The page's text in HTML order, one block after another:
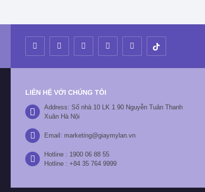
LIÊN HỆ VỚI CHÚNG TÔI
Address: Số nhà 10 LK 1 90 Nguyễn Tuân Thanh
Xuân Hà Nội
Email: marketing@giaymylan.vn
Hotline : 1900 06 88 55
Hotline : +84 35 764 9999